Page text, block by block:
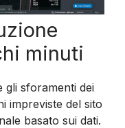
minuti
gli sforamenti dei
impreviste del sito
basato sui dati.